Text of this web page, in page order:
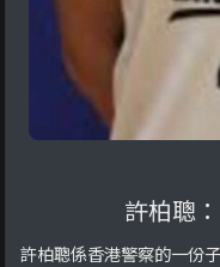
許柏聰
許柏聰係香港警察的一份